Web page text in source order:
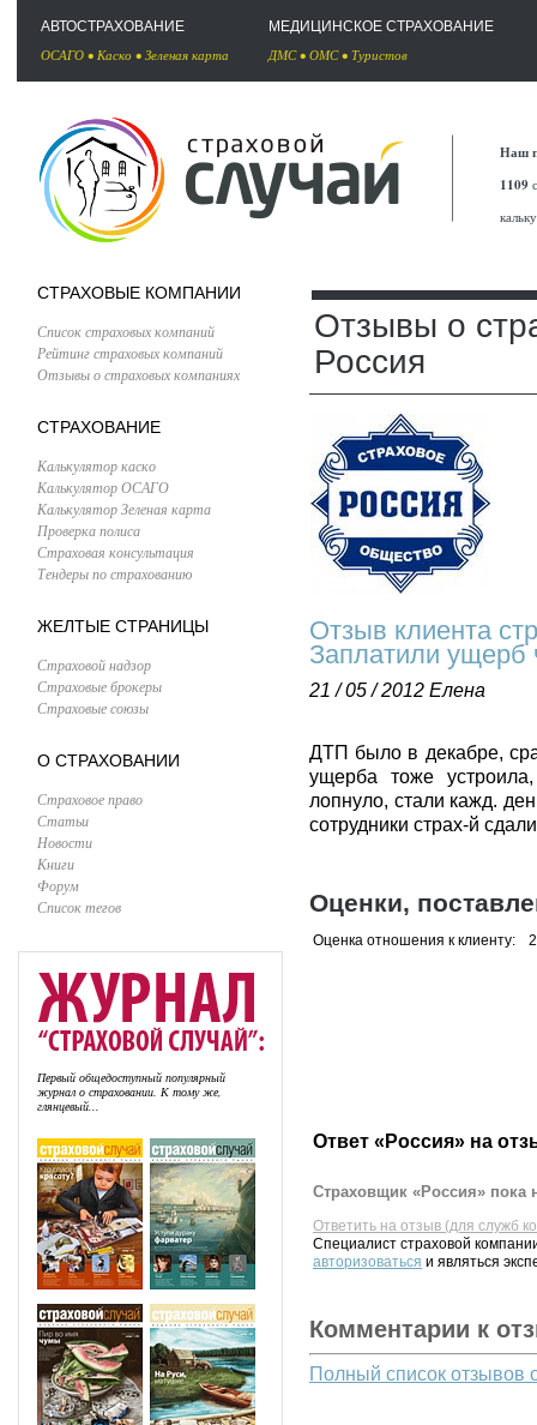
АВТОСТРАХОВАНИЕ
ОСАГО • Каско • Зеленая карта
МЕДИЦИНСКОЕ СТРАХОВАНИЕ
ДМС• ОМС• Туристов
Наш
1109
СТРАХОВЫЕ КОМПАНИИ
Список страховых компаний
Рейтинг страховых компаний
Отзывы о страховых компаниях
СТРАХОВАНИЕ
Калькулятор каско
Калькулятор ОСАГО
Калькулятор Зеленая карта
Проверка полиса
Страховая консультация
Тендеры по страхованию
ЖЕЛТЫЕ СТРАНИЦЫ
Страховой надзор
Страховые брокеры
Страховые союзы
О СТРАХОВАНИИ
Страховое право
Статьи
Новости
Книги
Форум
Список тегов
Первый общедоступный популярный
журнал о страховании. К тому же,
глянцевый...
Отзывы о
Россия
Отзыв клиента
Заплатили ущерб
21 / 05 / 2012 Елена
ДТП было в декабре,
ущерба тоже
лопнуло, стали кажд.
сотрудники страх-й
Оценки,
Оценка отношения к клиенту: 2
Ответ «Россия» на
Страховщик «Россия» пока
Ответить на отзыв (для служб
Специалист страховой
авторизоваться и являться
Комментарии к
Полный список отзывов